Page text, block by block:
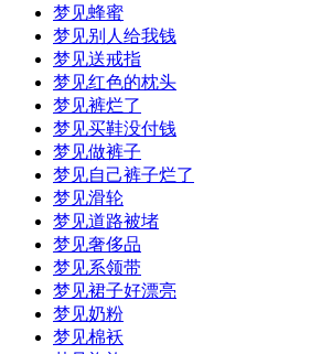
梦见蜂蜜
梦见别人给我钱
梦见送戒指
梦见红色的枕头
梦见裤烂了
梦见买鞋没付钱
梦见做裤子
梦见自己裤子烂了
梦见滑轮
梦见道路被堵
梦见奢侈品
梦见系领带
梦见裙子好漂亮
梦见奶粉
梦见棉袄